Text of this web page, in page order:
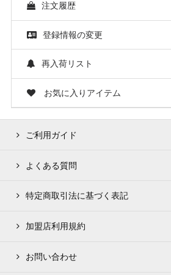
注文履歴
登録情報の変更
再入荷リスト
お気に入りアイテム
ご利用ガイド
よくある質問
特定商取引法に基づく表記
加盟店利用規約
お問い合わせ